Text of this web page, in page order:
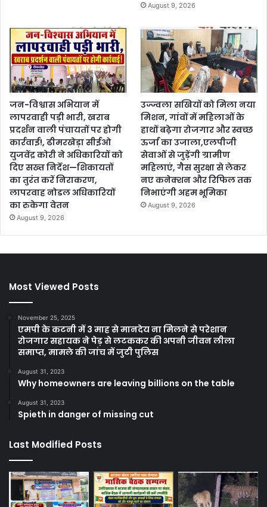
August 9, 2026
जन-विश्वास अभियान में
लापरवाही पड़ी भारी, खराब
प्रदर्शन वाली पंचायतों पर होगी
कार्रवाई!, ढीमरखेड़ा सीईओ
युजवेंद्र कोरी ने अधिकारियों को
दिए सख्त निर्देश—शिकायतों
का तुरंत करें निराकरण,
लापरवाह नोडल अधिकारियों
का रुकेगा वेतन
August 9, 2026
उज्ज्वला सखियों को मिला नया
मिशन, गांवों में महिलाओं के
हाथों बढ़ेगा रोजगार और स्वच्छ
ऊर्जा का उजाला,एलपीजी
सेवाओं से जुड़ेंगी ग्रामीण
महिलाएं, गैस सुरक्षा से लेकर
नए कनेक्शन और रिफिल तक
निभाएंगी अहम भूमिका
August 9, 2026
Most Viewed Posts
November 25, 2025
एमपी के कटनी में 3 माह से मानदेय ना मिलने से परेशान
रोजगार सहायक ने पेड़ से लटककर की अपनी जीवन लीला
समाप्त, मामले की जांच में जुटी पुलिस
August 31, 2023
Why homeowners are leaving billions on the table
August 31, 2023
Spieth in danger of missing cut
Last Modified Posts